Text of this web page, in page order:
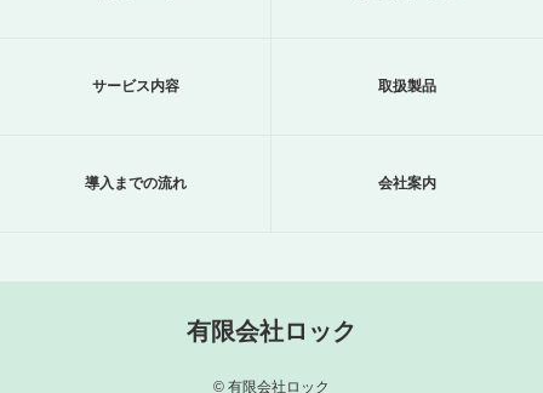
サービス内容 取扱製品
導入までの流れ 会社案内
有限会社ロック
© 有限会社ロック